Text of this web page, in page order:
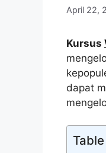
April 22,
Kursus
dapat